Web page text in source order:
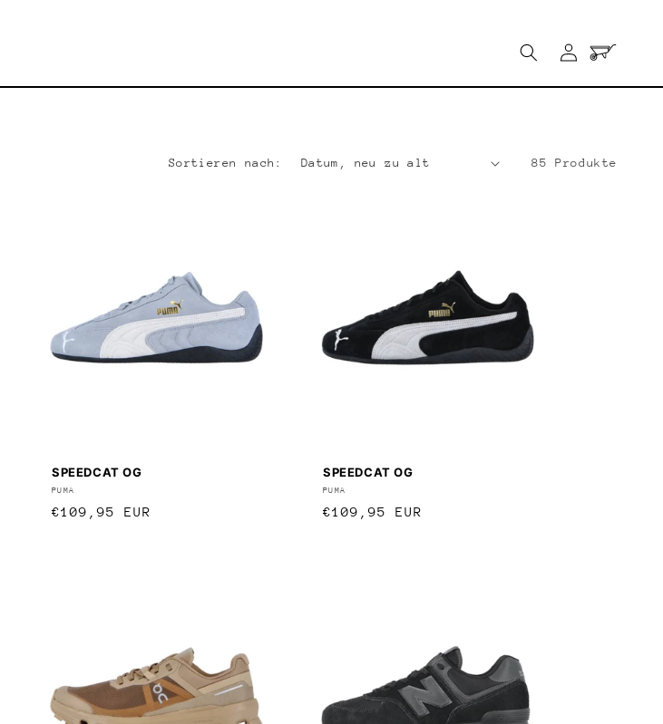
EinloggenWarenkorb
Sortieren nach: 85 Produkte
SPEEDCAT OG
Anbieter:
PUMA
Normaler
€109,95 EUR
SPEEDCAT OG
Anbieter:
PUMA
Normaler
€109,95 EUR